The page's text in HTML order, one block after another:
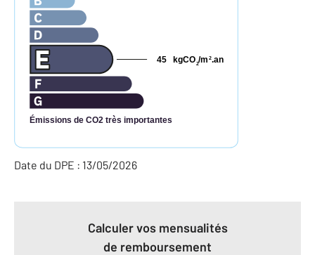
Émissions de CO2 très importantes
kgCO2/m 2.an
45
Date du DPE : 13/05/2026
Calculer vos mensualités
de remboursement